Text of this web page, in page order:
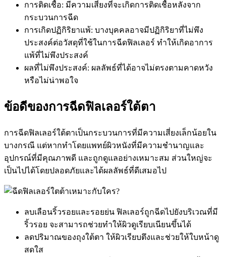
การติดเชื้อ: มีความเสี่ยงที่จะเกิดการติดเชื้อหลังจาก
กระบวนการฉีด
การเกิดปฏิกิริยาแพ้: บางบุคคลอาจมีปฏิกิริยาที่ไม่พึง
ประสงค์ต่อวัสดุที่ใช้ในการฉีดฟิลเลอร์ ทำให้เกิดอาการ
แพ้ที่ไม่พึงประสงค์
ผลที่ไม่พึงประสงค์: ผลลัพธ์ที่ได้อาจไม่ตรงตามคาดหวัง
หรือไม่น่าพอใจ
ข้อดีของการฉีดฟิลเลอร์ใต้ตา
การฉีดฟิลเลอร์ใต้ตาเป็นกระบวนการที่มีความเสี่ยงเล็กน้อยใน
บางกรณี แต่หากทำโดยแพทย์ผิวหนังที่มีความชำนาญและ
อุปกรณ์ที่มีคุณภาพดี และถูกดูแลอย่างเหมาะสม ส่วนใหญ่จะ
เป็นไปได้โดยปลอดภัยและได้ผลลัพธ์ที่ดีเสมอไป
ลบเลือนริ้วรอยและรอยย่น ฟิลเลอร์ถูกฉีดไปยังบริเวณที่มี
ริ้วรอย จะสามารถช่วยทำให้ผิวดูเรียบเนียนขึ้นได้
ลดปริมาณของถุงใต้ตา ให้ผิวเรียบตึงและช่วยให้ใบหน้าดู
สดใส